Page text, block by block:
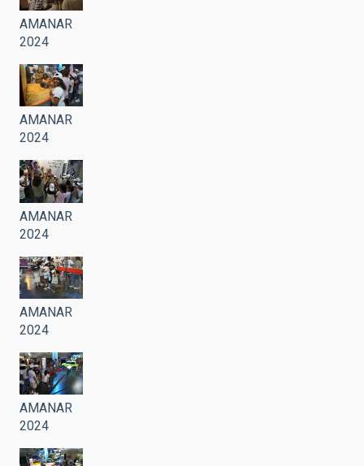
AMANAR
2024
AMANAR
2024
AMANAR
2024
AMANAR
2024
AMANAR
2024